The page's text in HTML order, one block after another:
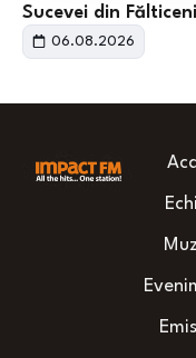
Sucevei din
06.08.2026